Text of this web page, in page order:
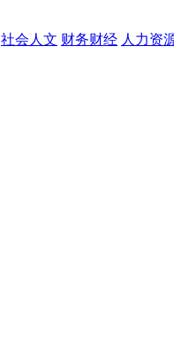
社会人文 财务财经 人力资